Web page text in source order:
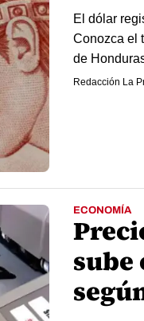
El dólar
Conozca el
de
Redacción La
ECONOMÍA
sube